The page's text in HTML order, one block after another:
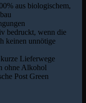
aus biologischem,
bedruckt, wenn die
keinen unnötige
Lieferwege
ohne Alkohol
Post Green